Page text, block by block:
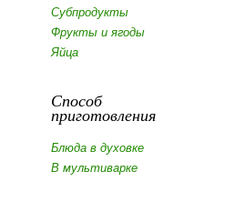
Субпродукты
Фрукты и ягоды
Яйца
Способ
приготовления
Блюда в духовке
В мультиварке